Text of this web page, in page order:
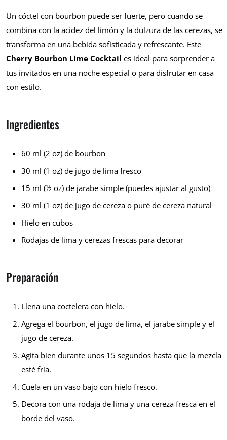
Un cóctel con bourbon puede ser fuerte, pero cuando se
combina con la acidez del limón y la dulzura de las cerezas, se
transforma en una bebida sofisticada y refrescante. Este
Cherry Bourbon Lime Cocktail es ideal para sorprender a
tus invitados en una noche especial o para disfrutar en casa
con estilo.
Ingredientes
60 ml (2 oz) de bourbon
30 ml (1 oz) de jugo de lima fresco
15 ml (½ oz) de jarabe simple (puedes ajustar al gusto)
30 ml (1 oz) de jugo de cereza o puré de cereza natural
Hielo en cubos
Rodajas de lima y cerezas frescas para decorar
Preparación
Llena una coctelera con hielo.
Agrega el bourbon, el jugo de lima, el jarabe simple y el
jugo de cereza.
Agita bien durante unos 15 segundos hasta que la mezcla
esté fría.
Cuela en un vaso bajo con hielo fresco.
Decora con una rodaja de lima y una cereza fresca en el
borde del vaso.